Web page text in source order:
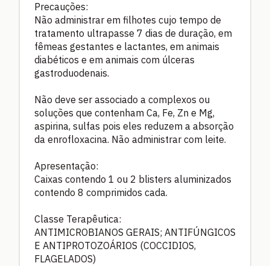
Precauções:
Não administrar em filhotes cujo tempo de
tratamento ultrapasse 7 dias de duração, em
fêmeas gestantes e lactantes, em animais
diabéticos e em animais com úlceras
gastroduodenais.
Não deve ser associado a complexos ou
soluções que contenham Ca, Fe, Zn e Mg,
aspirina, sulfas pois eles reduzem a absorção
da enrofloxacina. Não administrar com leite.
Apresentação:
Caixas contendo 1 ou 2 blisters aluminizados
contendo 8 comprimidos cada.
Classe Terapêutica:
ANTIMICROBIANOS GERAIS; ANTIFÚNGICOS
E ANTIPROTOZOÁRIOS (COCCIDIOS,
FLAGELADOS)